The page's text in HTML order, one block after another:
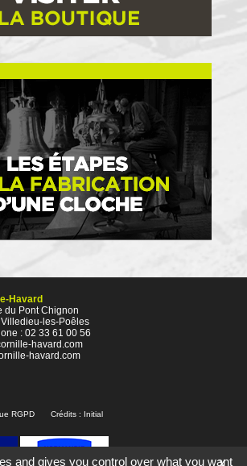
Havard
du Pont Chignon
les-Poêles
: 02 33 61 00 56
havard.com
havard.com
RGPD Crédits : Initial
and gives you control over what you want